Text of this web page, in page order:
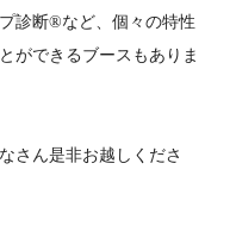
診断®など、個々の特性
ができるブースもありま
さん是非お越しくださ